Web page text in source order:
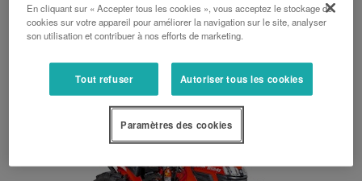
En cliquant sur « Accepter tous les cookies », vous acceptez le stockage de
cookies sur votre appareil pour améliorer la navigation sur le site, analyser
son utilisation et contribuer à nos efforts de marketing.
Tout refuser Autoriser tous les cookies
Paramètres des cookies